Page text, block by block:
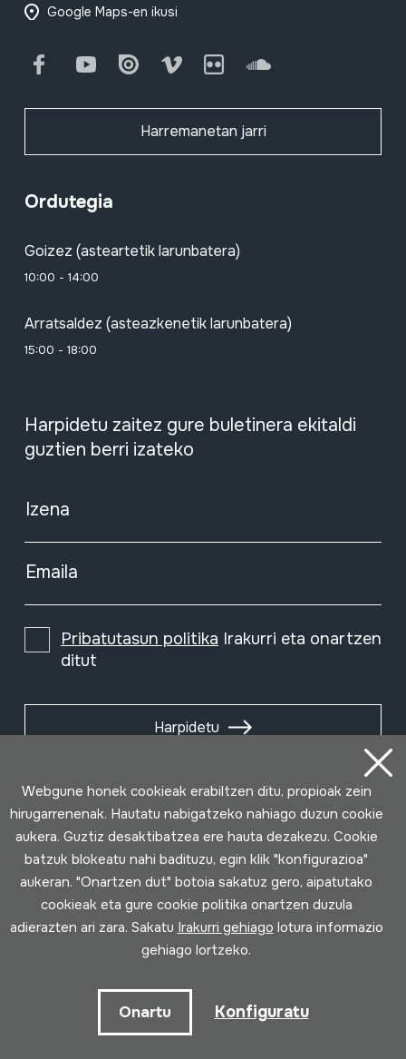
Google Maps-en ikusi
FacebookYoutube Issuu Vimeo Flickr SoundCloud
Harremanetan jarri
Ordutegia
Goizez (asteartetik larunbatera)
10:00 - 14:00
Arratsaldez (asteazkenetik larunbatera)
15:00 - 18:00
Harpidetu zaitez gure buletinera ekitaldi
guztien berri izateko
Izena
Emaila
Pribatutasun politika Irakurri eta onartzen
ditut
Harpidetu
Erabilpen baldintzak Pribatutasun politika
Loturak garatua
Webgune honek cookieak erabiltzen ditu, propioak zein
hirugarrenenak. Hautatu nabigatzeko nahiago duzun cookie
aukera. Guztiz desaktibatzea ere hauta dezakezu. Cookie
batzuk blokeatu nahi badituzu, egin klik "konfigurazioa"
aukeran. "Onartzen dut" botoia sakatuz gero, aipatutako
cookieak eta gure cookie politika onartzen duzula
adierazten ari zara. Sakatu Irakurri gehiago lotura informazio
gehiago lortzeko.
Onartu Konfiguratu